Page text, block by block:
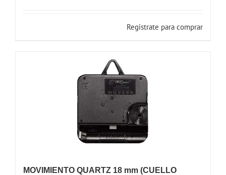
Registrate para comprar
MOVIMIENTO QUARTZ 18 mm (CUELLO